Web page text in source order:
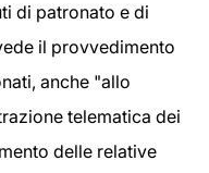
di patronato e di
il provvedimento
anche "allo
telematica dei
delle relative